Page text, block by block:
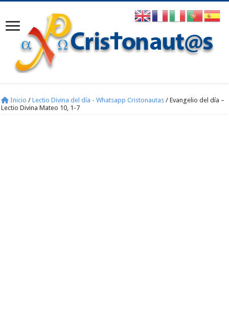
Inicio / Lectio Divina del día - Whatsapp Cristonautas / Evangelio del día –
Lectio Divina Mateo 10, 1-7